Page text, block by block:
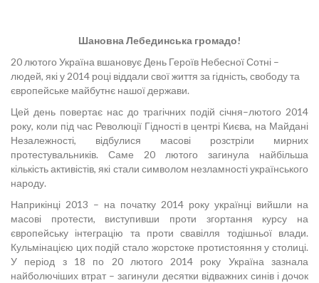
Шановна Лебединська громадо!
20 лютого Україна вшановує День Героїв Небесної Сотні –
людей, які у 2014 році віддали свої життя за гідність, свободу та
європейське майбутнє нашої держави.
Цей день повертає нас до трагічних подій січня–лютого 2014
року, коли під час Революції Гідності в центрі Києва, на Майдані
Незалежності, відбулися масові розстріли мирних
протестувальників. Саме 20 лютого загинула найбільша
кількість активістів, які стали символом незламності українського
народу.
Наприкінці 2013 – на початку 2014 року українці вийшли на
масові протести, виступивши проти згортання курсу на
європейську інтеграцію та проти свавілля тодішньої влади.
Кульмінацією цих подій стало жорстоке протистояння у столиці.
У період з 18 по 20 лютого 2014 року Україна зазнала
найболючіших втрат – загинули десятки відважних синів і дочок